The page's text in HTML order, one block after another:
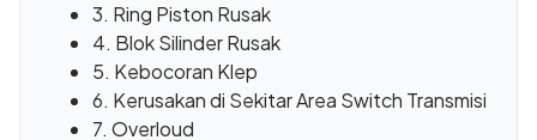
3. Ring Piston Rusak
4. Blok Silinder Rusak
5. Kebocoran Klep
6. Kerusakan di Sekitar Area Switch Transmisi
7. Overloud